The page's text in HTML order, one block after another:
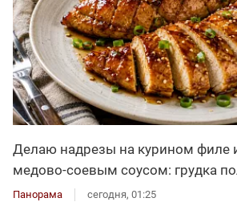
Делаю надрезы на курином филе
медово-соевым соусом: грудка
Панорама сегодня, 01:25